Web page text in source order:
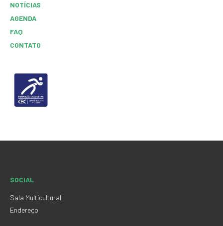
NOTÍCIAS
AGENDA
FAQ
CONTATO
SOCIAL
Sala Multicultural
Endereço